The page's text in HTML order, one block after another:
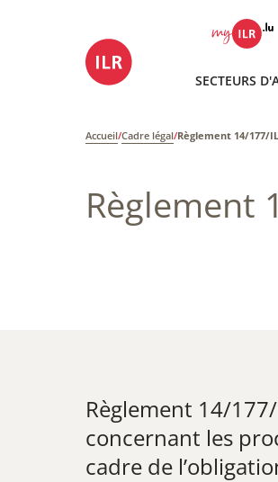
SECTEURS
Accueil/Cadre légal/Règlement 14/177/
Règlement
Règlement 14/
​concernant les
cadre de